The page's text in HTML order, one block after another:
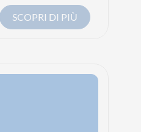
SCOPRI DI PIÙ